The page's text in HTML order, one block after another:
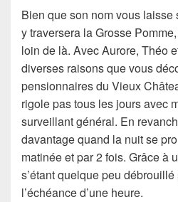
Bien que son nom vous laisse
y traversera la Grosse
loin de là. Avec Aurore, Théo
diverses raisons que vous
pensionnaires du Vieux
rigole pas tous les jours avec
surveillant général. En
davantage quand la nuit se
matinée et par 2 fois. Grâce à
s’étant quelque peu
l’échéance d’une heure.